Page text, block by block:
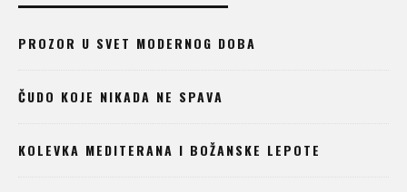
PROZOR U SVET MODERNOG DOBA
ČUDO KOJE NIKADA NE SPAVA
KOLEVKA MEDITERANA I BOŽANSKE LEPOTE